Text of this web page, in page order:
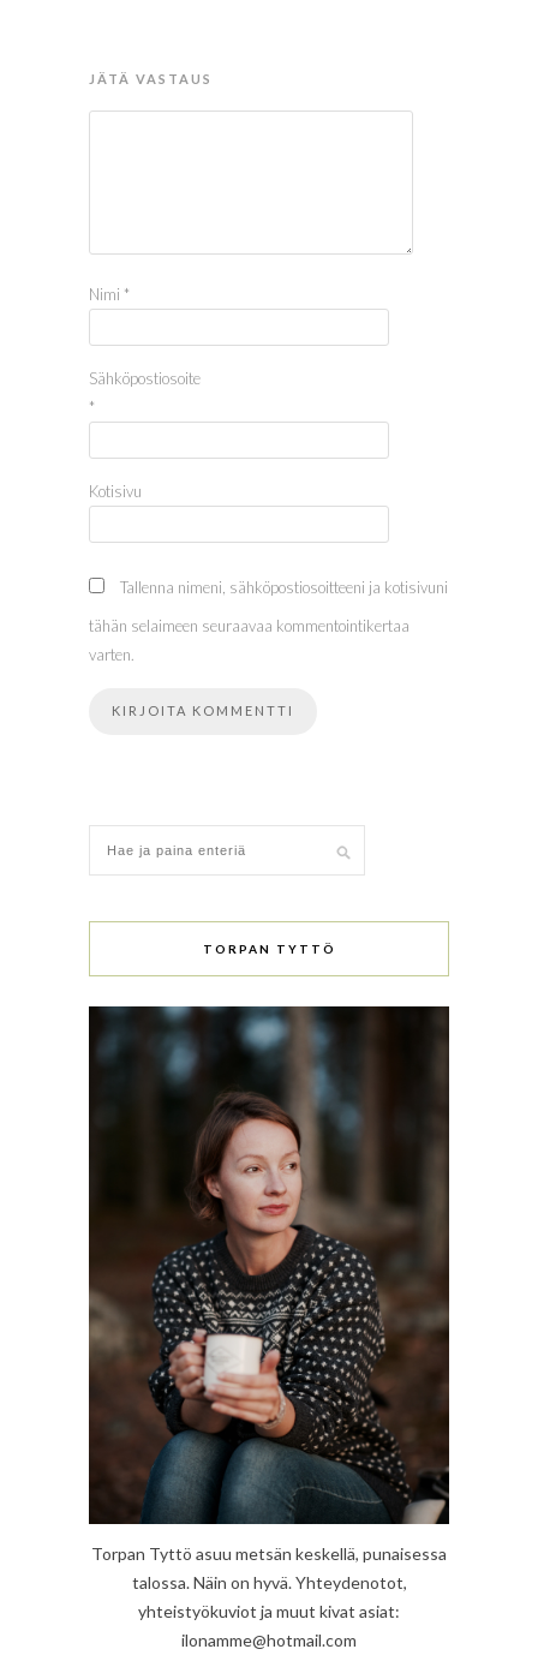
JÄTÄ VASTAUS
Nimi *
Sähköpostiosoite
*
Kotisivu
Tallenna nimeni, sähköpostiosoitteeni ja kotisivuni
tähän selaimeen seuraavaa kommentointikertaa
varten.
TORPAN TYTTÖ
Torpan Tyttö asuu metsän keskellä, punaisessa
talossa. Näin on hyvä. Yhteydenotot,
yhteistyökuviot ja muut kivat asiat:
ilonamme@hotmail.com